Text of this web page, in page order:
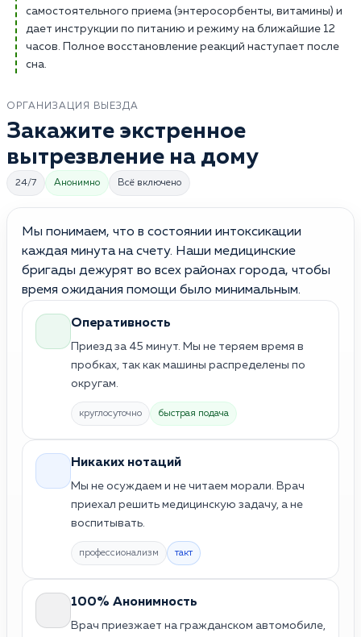
самостоятельного приема (энтеросорбенты, витамины) и
дает инструкции по питанию и режиму на ближайшие 12
часов. Полное восстановление реакций наступает после
сна.
ОРГАНИЗАЦИЯ ВЫЕЗДА
Закажите экстренное
вытрезвление на дому
24/7 Анонимно Всё включено
Мы понимаем, что в состоянии интоксикации
каждая минута на счету. Наши медицинские
бригады дежурят во всех районах города, чтобы
время ожидания помощи было минимальным.
Оперативность
Приезд за 45 минут. Мы не теряем время в
пробках, так как машины распределены по
округам.
круглосуточно быстрая подача
Никаких нотаций
Мы не осуждаем и не читаем морали. Врач
приехал решить медицинскую задачу, а не
воспитывать.
профессионализм такт
100% Анонимность
Врач приезжает на гражданском автомобиле,